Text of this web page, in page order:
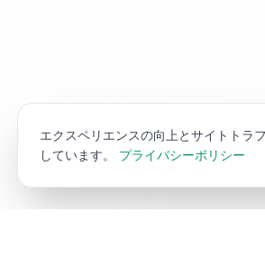
エクスペリエンスの向上とサイトトラ
しています。
プライバシーポリシー